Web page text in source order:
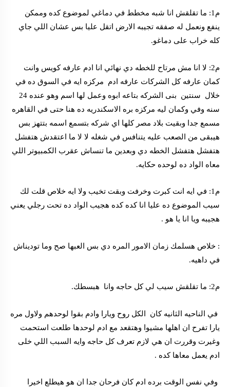
م1: ما تقلقش انا شبه مخطط في دماغي لموضوع كده وممكن
ينفع ونعمل له صفقه تجيبه الارض اتقل عليا بس عشان اللي جاي
كله خراب على دماغو.
م2: لا انا مش مرتاح للخطه دي نهائي انا ادم عارفه كويس وانت
كمان عارفه كل الشركات عارفه ادم مركزه ايه في السوق ده في
خلال سنتين بنى الشركه بتاعه ابوه وعمل لها اسم وهو عنده 24
سنه وفي وكمان ليه مركزه بره الاسكندريه ده هنا حتى في القاهره
مسمع جدا وبقيت بلاد مصر كلها اي شركه بتسمع اسمه بتتهز بس
هيبقى من الصعب عليه يتنافس في شغله لا لا ما اعتقدش هتفشل
هتفشل هتفشل الخطه دي وبعدين ما تنساش عقرب الكمبيوتر اللي
معاه الواد ده لوحده حكايه.
م1: في ايه انت كبرت وخرفت وبقت تخيب ولا ايه خلاص قلت لك
سيب الموضوع ده عليا انا كده كده هجيب الواد ده تحت رجلي يعني
هجيبه ويا انا يا هو .
: خلاص هسلمك زمان الامور المره دي بس العبها صح وما توديناش
في داهيه.
م2: ما تقلقش سيب لي كل حاجه وانا هبسطك.
في الناحيه الثانيه كان الكل روح ويارا وادم بقوا لوحدهم ولاول مره
يارا تفرح ان اهلها مشيوا وهتقعد مع ادم لوحدها طلعت استحمت
وغيرت وقررت ان هي لازم تعرف كل حاجه وايه السبب اللي خلى
ادم يعمل معاها كده .
وفي نفس الوقت برده ادم كان فرحان جدا ان هو هيطلع اخيرا